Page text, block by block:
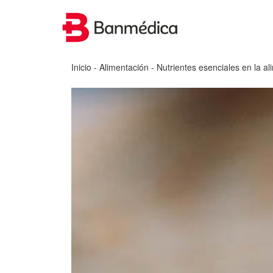
Inicio - Alimentación - Nutrientes esenciales en la